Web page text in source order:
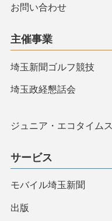
お問い合わせ
主催事業
埼玉新聞ゴルフ競技
埼玉政経懇話会
ジュニア・エコタイムス
サービス
モバイル埼玉新聞
出版